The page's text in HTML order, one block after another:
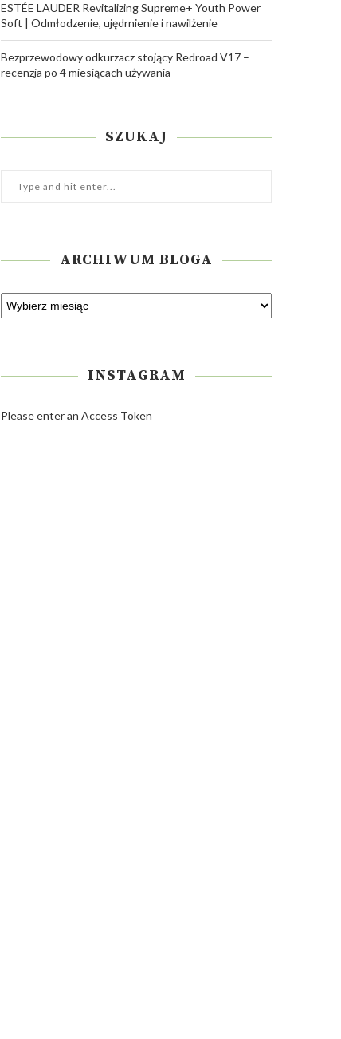
ESTÉE LAUDER Revitalizing Supreme+ Youth Power
Soft | Odmłodzenie, ujędrnienie i nawilżenie
Bezprzewodowy odkurzacz stojący Redroad V17 –
recenzja po 4 miesiącach używania
SZUKAJ
ARCHIWUM BLOGA
INSTAGRAM
Please enter an Access Token